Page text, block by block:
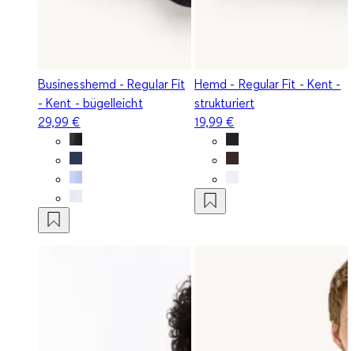
Businesshemd - Regular Fit
- Kent - bügelleicht
29,99 €
Hemd - Regular Fit - Kent -
strukturiert
19,99 €